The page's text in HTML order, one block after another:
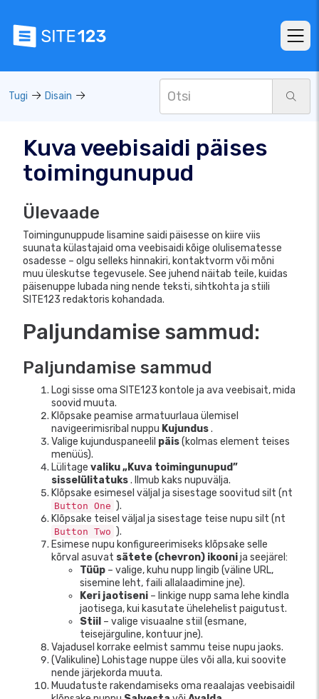
Tugi Disain
Kuva veebisaidi päises
toimingunupud
Ülevaade
Toimingunuppude lisamine saidi päisesse on kiire viis
suunata külastajaid oma veebisaidi kõige olulisematesse
osadesse – olgu selleks hinnakiri, kontaktvorm või mõni
muu üleskutse tegevusele. See juhend näitab teile, kuidas
päisenuppe lubada ning nende teksti, sihtkohta ja stiili
SITE123 redaktoris kohandada.
Paljundamise sammud:
Paljundamise sammud
Logi sisse oma SITE123 kontole ja ava veebisait, mida
soovid muuta.
Klõpsake peamise armatuurlaua ülemisel
navigeerimisribal nuppu Kujundus.
Valige kujunduspaneelil päis(kolmas element teises
menüüs).
Lülitage valiku „Kuva toimingunupud”
sisselülitatuks. Ilmub kaks nupuvälja.
Klõpsake esimesel väljal ja sisestage soovitud silt (nt
Button One ).
Klõpsake teisel väljal ja sisestage teise nupu silt (nt
Button Two ).
Esimese nupu konfigureerimiseks klõpsake selle
kõrval asuvat sätete (chevron) ikoonija seejärel:
Tüüp – valige, kuhu nupp lingib (väline URL,
sisemine leht, faili allalaadimine jne).
Keri jaotiseni – linkige nupp sama lehe kindla
jaotisega, kui kasutate ühelehelist paigutust.
Stiil – valige visuaalne stiil (esmane,
teisejärguline, kontuur jne).
Vajadusel korrake eelmist sammu teise nupu jaoks.
(Valikuline) Lohistage nuppe üles või alla, kui soovite
nende järjekorda muuta.
Muudatuste rakendamiseks oma reaalajas veebisaidil